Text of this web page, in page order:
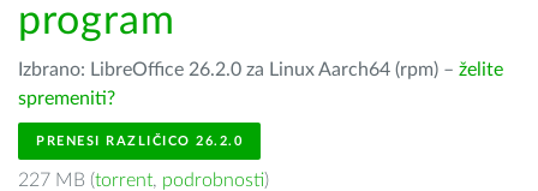
program
Izbrano: LibreOffice 26.2.0 za Linux Aarch64 (rpm) – želite
spremeniti?
PRENESI RAZLIČICO 26.2.0
227 MB (torrent, podrobnosti)